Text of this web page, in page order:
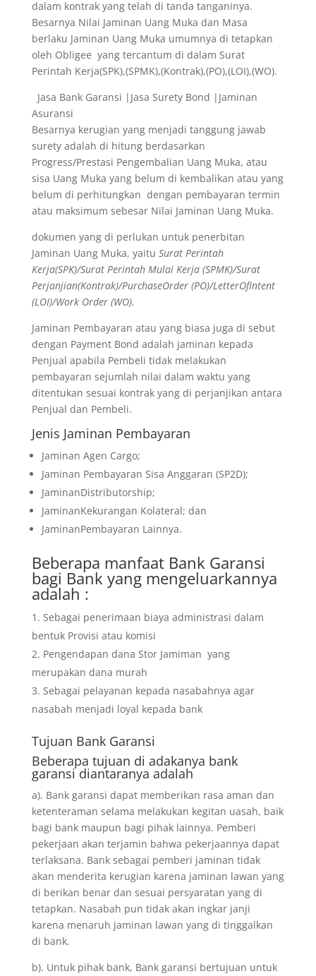
dalam kontrak yang telah di tanda tanganinya.
Besarnya Nilai Jaminan Uang Muka dan Masa
berlaku Jaminan Uang Muka umumnya di tetapkan
oleh Obligee yang tercantum di dalam Surat
Perintah Kerja(SPK),(SPMK),(Kontrak),(PO),(LOI),(WO).
Jasa Bank Garansi |Jasa Surety Bond |Jaminan
Asuransi
Besarnya kerugian yang menjadi tanggung jawab
surety adalah di hitung berdasarkan
Progress/Prestasi Pengembalian Uang Muka, atau
sisa Uang Muka yang belum di kembalikan atau yang
belum di perhitungkan dengan pembayaran termin
atau maksimum sebesar Nilai Jaminan Uang Muka.
dokumen yang di perlukan untuk penerbitan
Jaminan Uang Muka, yaitu Surat Perintah
Kerja(SPK)/Surat Perintah Mulai Kerja (SPMK)/Surat
Perjanjian(Kontrak)/PurchaseOrder (PO)/LetterOfIntent
(LOI)/Work Order (WO).
Jaminan Pembayaran atau yang biasa juga di sebut
dengan Payment Bond adalah jaminan kepada
Penjual apabila Pembeli tidak melakukan
pembayaran sejumlah nilai dalam waktu yang
ditentukan sesuai kontrak yang di perjanjikan antara
Penjual dan Pembeli.
Jenis Jaminan Pembayaran
Jaminan Agen Cargo;
Jaminan Pembayaran Sisa Anggaran (SP2D);
JaminanDistributorship;
JaminanKekurangan Kolateral; dan
JaminanPembayaran Lainnya.
Beberapa manfaat Bank Garansi
bagi Bank yang mengeluarkannya
adalah :
Sebagai penerimaan biaya administrasi dalam
bentuk Provisi atau komisi
Pengendapan dana Stor Jamiman yang
merupakan dana murah
Sebagai pelayanan kepada nasabahnya agar
nasabah menjadi loyal kepada bank
Tujuan Bank Garansi
Beberapa tujuan di adakanya bank
garansi diantaranya adalah
a). Bank garansi dapat memberikan rasa aman dan
ketenteraman selama melakukan kegitan uasah, baik
bagi bank maupun bagi pihak lainnya. Pemberi
pekerjaan akan terjamin bahwa pekerjaannya dapat
terlaksana. Bank sebagai pemberi jaminan tidak
akan menderita kerugian karena jaminan lawan yang
di berikan benar dan sesuai persyaratan yang di
tetapkan. Nasabah pun tidak akan ingkar janji
karena menaruh jaminan lawan yang di tinggalkan
di bank.
b). Untuk pihak bank, Bank garansi bertujuan untuk